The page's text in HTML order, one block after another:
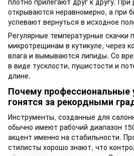
открываются неравномерно, а при
успевают вернуться в исходное
Регулярные температурные скачки
микротрещинам в кутикуле, через
влага и вымываются липиды. Со
в виде тусклости, пушистости и
длине.
Почему
гонятся за рекордными
Инструменты, созданные для
обычно имеют рабочий диапазон
акцент именно на стабильности.
стилисты хорошо знают, что